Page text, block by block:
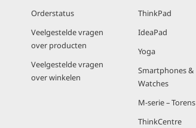
Orderstatus
Veelgestelde vragen
over producten
Veelgestelde vragen
over winkelen
ThinkPad
IdeaPad
Yoga
Smartphones &
Watches
M-serie – Torens
ThinkCentre